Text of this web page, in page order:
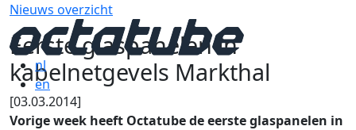
nl
en
Nieuws overzicht
Eerste glaspanelen in
kabelnetgevels Markthal
[03.03.2014]
Vorige week heeft Octatube de eerste glaspanelen in